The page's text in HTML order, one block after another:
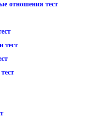
отношения тест
тест